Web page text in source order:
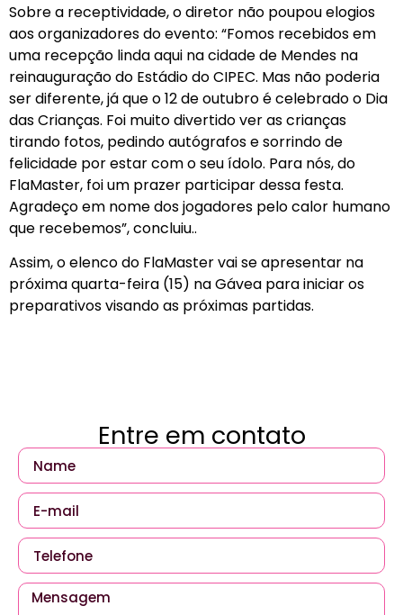
Sobre a receptividade, o diretor não poupou elogios
aos organizadores do evento: “Fomos recebidos em
uma recepção linda aqui na cidade de Mendes na
reinauguração do Estádio do CIPEC. Mas não poderia
ser diferente, já que o 12 de outubro é celebrado o Dia
das Crianças. Foi muito divertido ver as crianças
tirando fotos, pedindo autógrafos e sorrindo de
felicidade por estar com o seu ídolo. Para nós, do
FlaMaster, foi um prazer participar dessa festa.
Agradeço em nome dos jogadores pelo calor humano
que recebemos”, concluiu..
Assim, o elenco do FlaMaster vai se apresentar na
próxima quarta-feira (15) na Gávea para iniciar os
preparativos visando as próximas partidas.
Entre em contato